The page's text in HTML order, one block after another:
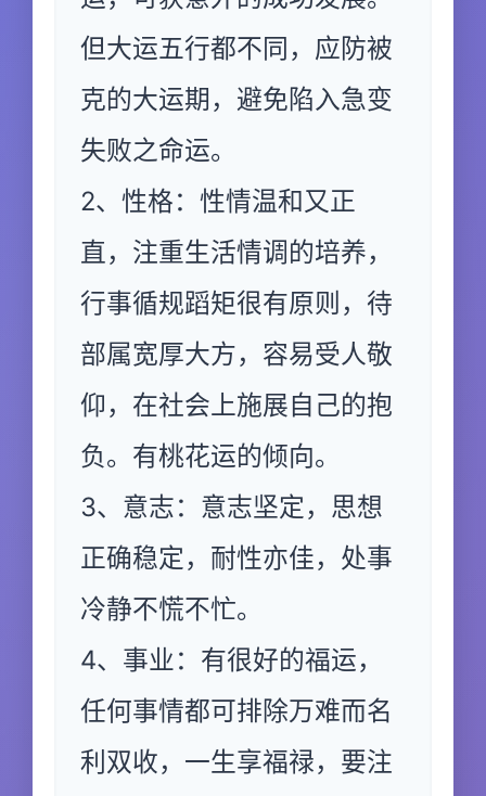
但大运五行都不同，应防被
克的大运期，避免陷入急变
失败之命运。
2、性格：性情温和又正
直，注重生活情调的培养，
行事循规蹈矩很有原则，待
部属宽厚大方，容易受人敬
仰，在社会上施展自己的抱
负。有桃花运的倾向。
3、意志：意志坚定，思想
正确稳定，耐性亦佳，处事
冷静不慌不忙。
4、事业：有很好的福运，
任何事情都可排除万难而名
利双收，一生享福禄，要注